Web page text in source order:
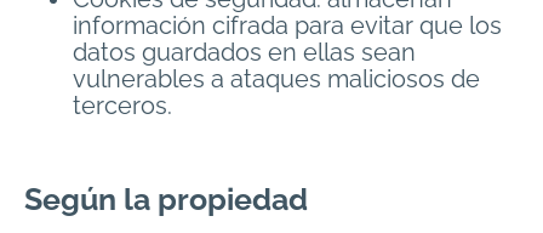
información cifrada para evitar que los
datos guardados en ellas sean
vulnerables a ataques maliciosos de
terceros.
Según la propiedad